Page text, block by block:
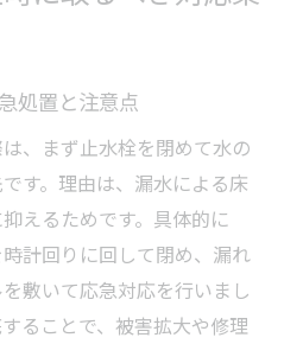
処置と注意点
、まず止水栓を閉めて水の
す。理由は、漏水による床
えるためです。具体的に
計回りに回して閉め、漏れ
敷いて応急対応を行いまし
ることで、被害拡大や修理